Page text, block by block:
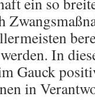
In
Gauck
in